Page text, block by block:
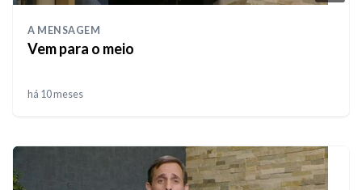
A MENSAGEM
Vem para o meio
há 10 meses